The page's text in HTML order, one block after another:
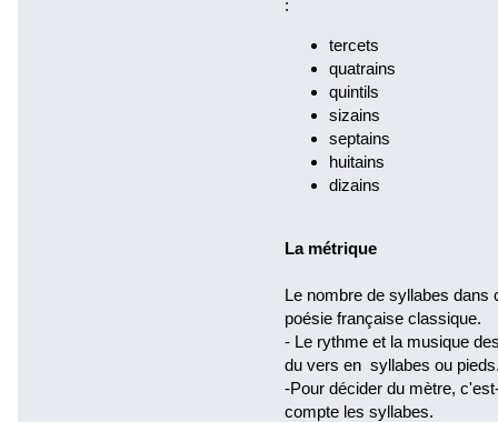
:
tercets
quatrains
quintils
sizains
septains
huitains
dizains
La métrique
Le nombre de syllabes dans
poésie française classique.
- Le rythme et la musique
du vers en syllabes ou
-Pour décider du mètre,
compte les syllabes.